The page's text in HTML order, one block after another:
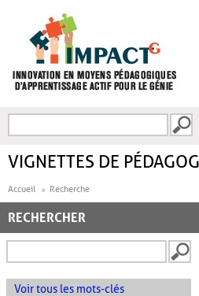
FORMULAIRE DE
VIGNETTES DE
Accueil Recherche
RECHERCHER
Voir tous les mots-clés